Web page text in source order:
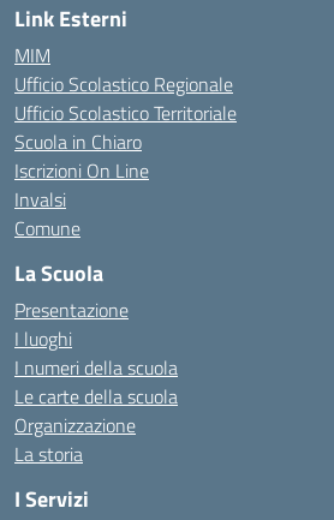
Link Esterni
MIM
Ufficio Scolastico Regionale
Ufficio Scolastico Territoriale
Scuola in Chiaro
Iscrizioni On Line
Invalsi
Comune
La Scuola
Presentazione
I luoghi
I numeri della scuola
Le carte della scuola
Organizzazione
La storia
I Servizi